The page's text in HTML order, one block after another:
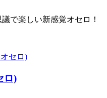
で楽しい新感覚オセロ！
ロ)